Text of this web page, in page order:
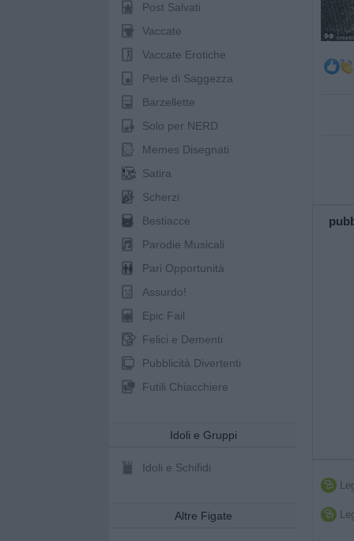
Post Salvati
Vaccate
Vaccate Erotiche
Perle di Saggezza
Barzellette
Solo per NERD
Memes Disegnati
Satira
Scherzi
Bestiacce
Parodie Musicali
Pari Opportunità
Assurdo!
Epic Fail
Felici e Dementi
Pubblicità Divertenti
Futili Chiacchiere
Idoli e Gruppi
Idoli e Schifidi
Altre Figate

